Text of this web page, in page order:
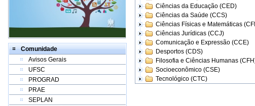
Comunidade
Avisos Gerais
UFSC
PROGRAD
PRAE
SEPLAN
Ciências da Educação (CED)
Ciências da Saúde (CCS)
Ciências Físicas e Matemáticas
Ciências Jurídicas (CCJ)
Comunicação e Expressão (CCE)
Desportos (CDS)
Filosofia e Ciências Humanas
Socioeconômico (CSE)
Tecnológico (CTC)